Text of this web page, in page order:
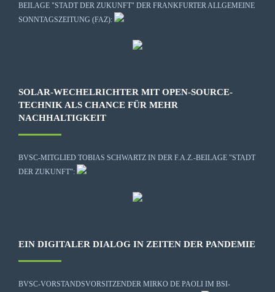
BEILAGE "STADT DER ZUKUNFT" DER FRANKFURTER ALLGEMEINE
SONNTAGSZEITUNG (FAZ):
SOLAR-WECHELRICHTER MIT OPEN-SOURCE-
TECHNIK ALS CHANCE FÜR MEHR
NACHHALTIGKEIT
BVSC-MITGLIED TOBIAS SCHWARTZ IN DER F.A.Z.-BEILAGE "STADT
DER ZUKUNFT":
EIN DIGITALER DIALOG IN ZEITEN DER PANDEMIE
BVSC-VORSTANDSVORSITZENDER MIRKO DE PAOLI IM BSI-